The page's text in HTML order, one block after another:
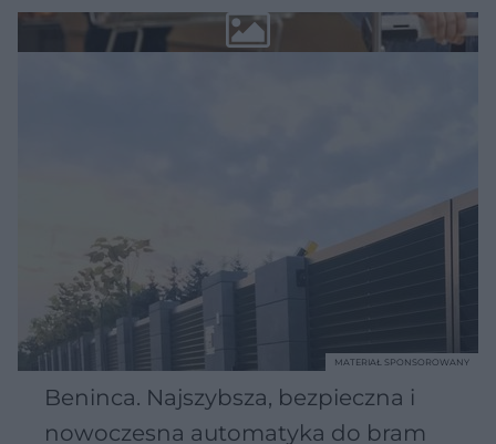
Beninca. Najszybsza, bezpieczna i
nowoczesna automatyka do bram
MATERIAŁ SPONSOROWANY